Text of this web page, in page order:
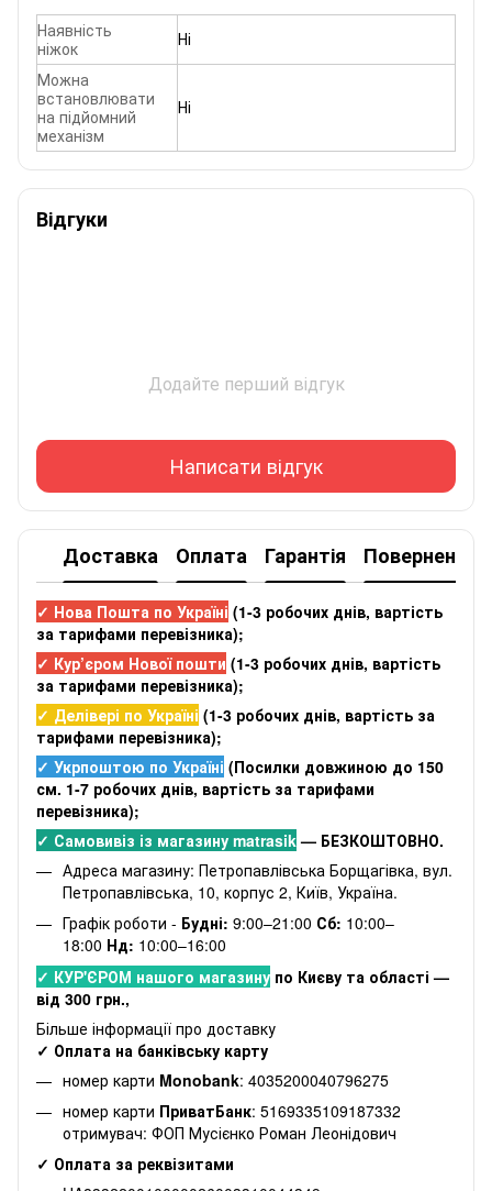
Наявність
ніжок
Ні
Можна
встановлювати
на підйомний
механізм
Ні
Відгуки
Додайте перший відгук
Написати відгук
Доставка Оплата Гарантія Повернення
✓ Нова Пошта по Україні (1-3 робочих днів, вартість
за тарифами перевізника);
✓ Кур’єром Нової пошти (1-3 робочих днів, вартість
за тарифами перевізника);
✓ Делівері по Україні (1-3 робочих днів, вартість за
тарифами перевізника);
✓ Укрпоштою по Україні (Посилки довжиною до 150
см. 1-7 робочих днів, вартість за тарифами
перевізника);
✓ Самовивіз із магазину matrasik— БЕЗКОШТОВНО.
Адреса магазину: Петропавлівська Борщагівка, вул.
Петропавлівська, 10, корпус 2, Київ, Україна.
Графік роботи - Будні: 9:00–21:00 Сб: 10:00–
18:00 Нд: 10:00–16:00
✓ КУР'ЄРОМ нашого магазину по Києву та області —
від 300 грн.,
Більше інформації про доставку
✓ Оплата на банківську карту
номер карти Monobank: 4035200040796275
номер карти ПриватБанк: 5169335109187332
отримувач: ФОП Мусієнко Роман Леонідович
✓ Оплата за реквізитами